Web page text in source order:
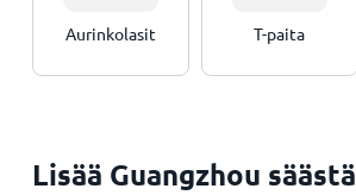
Aurinkolasit T-paita
Lisää Guangzhou säästä